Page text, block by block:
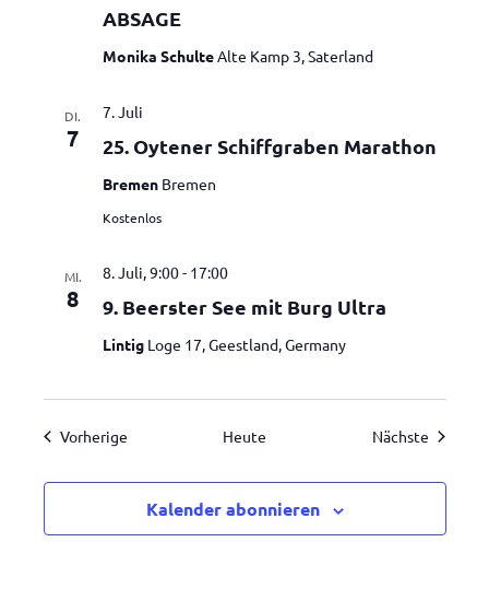
ABSAGE
Monika SchulteAlte Kamp 3, Saterland
DI.
7 25. Oytener Schiffgraben Marathon
7. Juli
Bremen Bremen
Kostenlos
MI.
8 9. Beerster See mit Burg Ultra
8. Juli, 9:00- 17:00
Lintig Loge 17, Geestland, Germany
VorherigeVeranstaltungenHeute Nächste
Kalender abonnieren